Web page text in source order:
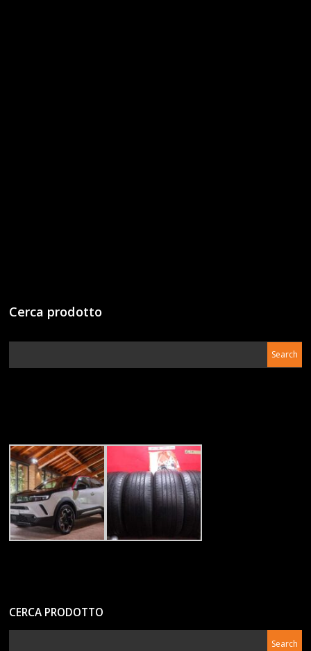
Cerca prodotto
CERCA PRODOTTO